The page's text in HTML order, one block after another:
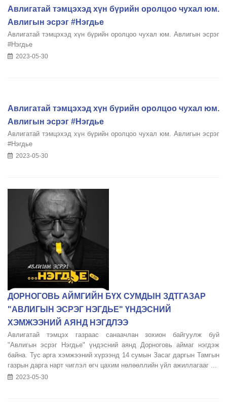
Авлигатай тэмцэхэд хүн бүрийн оролцоо чухал юм.
Авлигын эсрэг #Нэгдье
Авлигатай тэмцэхэд хүн бүрийн оролцоо чухал юм. Авлигын эсрэг
#Нэгдье
2023-05-30
Авлигатай тэмцэхэд хүн бүрийн оролцоо чухал юм.
Авлигын эсрэг #Нэгдье
Авлигатай тэмцэхэд хүн бүрийн оролцоо чухал юм. Авлигын эсрэг
#Нэгдье
2023-05-30
ДОРНОГОВЬ АЙМГИЙН БҮХ СУМДЫН ЗДТГАЗАР
"АВЛИГЫН ЭСРЭГ НЭГДЬЕ" ҮНДЭСНИЙ
ХЭМЖЭЭНИЙ АЯНД НЭГДЛЭЭ
Авлигатай тэмцэх газраас санаачлан зохион байгуулж буй
"Авлигын эсрэг Нэгдье" үндэсний аянд Дорноговь аймаг нэгдэж
байна. Тус арга хэмжээний хүрээнд 14 сумын Засаг даргын Тамгын
газрын дарга нарт чиглэл өгч цахим нөлөөллийн үйл ажиллагааг ...
2023-05-30